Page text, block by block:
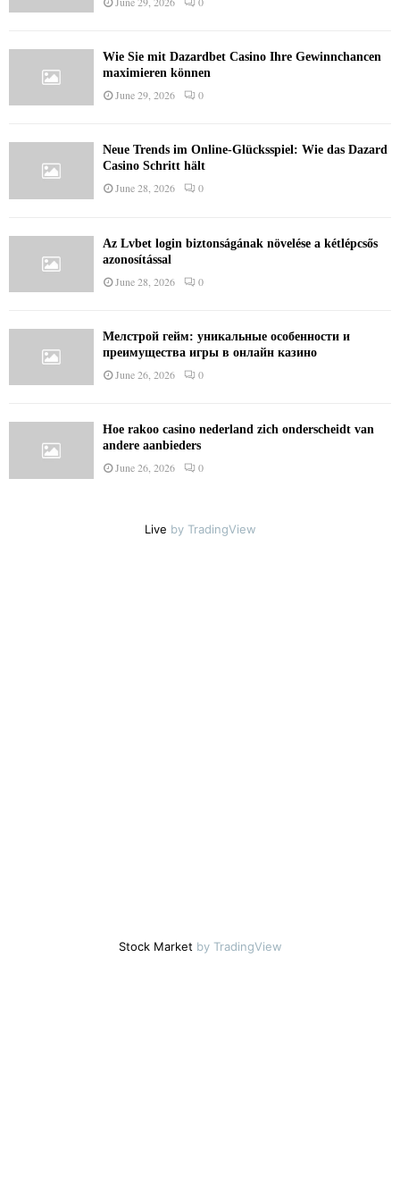
Wie Sie mit Dazardbet Casino Ihre Gewinnchancen
maximieren können
June 29, 2026 0
Neue Trends im Online-Glücksspiel: Wie das Dazard
Casino Schritt hält
June 28, 2026 0
Az Lvbet login biztonságának növelése a kétlépcsős
azonosítással
June 28, 2026 0
Мелстрой гейм: уникальные особенности и
преимущества игры в онлайн казино
June 26, 2026 0
Hoe rakoo casino nederland zich onderscheidt van
andere aanbieders
June 26, 2026 0
Live by TradingView
Stock Market by TradingView